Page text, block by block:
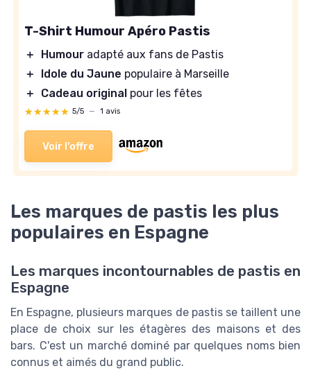
T-Shirt Humour Apéro Pastis
＋ Humour adapté aux fans de Pastis
＋
Idole du Jaune populaire à Marseille
＋
Cadeau original pour les fêtes
★★★★★
★★★★★ 5/5 — 1 avis
Voir l'offre
Les marques de pastis les plus
populaires en Espagne
Les marques incontournables de pastis en
Espagne
En Espagne, plusieurs marques de pastis se taillent une
place de choix sur les étagères des maisons et des
bars. C'est un marché dominé par quelques noms bien
connus et aimés du grand public.